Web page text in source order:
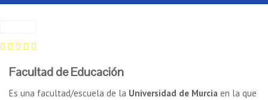
Facultad de Educación
Es una facultad/escuela de la Universidad de Murcia en la que